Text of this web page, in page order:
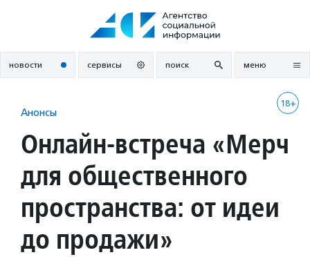
новости сервисы поиск меню
18+
Анонсы
Онлайн-встреча «Мерч
для общественного
пространства: от идеи
до продажи»